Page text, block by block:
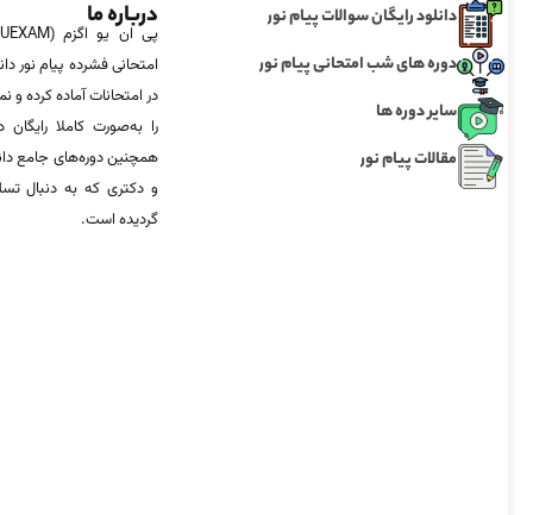
دانلود رایگان سوالات پیام نور
دوره های شب امتحانی پیام نور
سایر دوره ها
مقالات پیام نور
درباره ما
امتحانی فشرده پیام نور
در امتحانات آماده‌ کرده
را به‌صورت کاملا
همچنین دوره‌های جامع
و دکتری که به دنبال
گردیده است.